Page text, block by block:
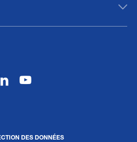
DES DONNÉES